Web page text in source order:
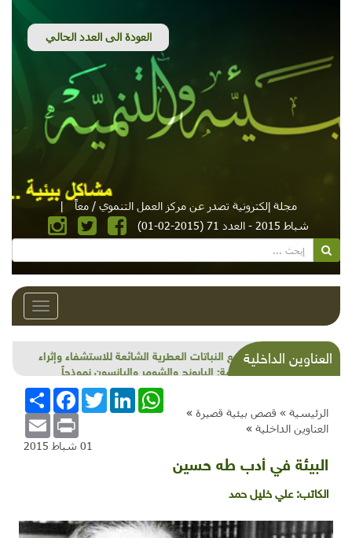
مجلة إلكترونية تصدر عن مركز العمل التنموي / معاً
|
شباط 2015 - العدد 71 (2015-02-01)
Toggle
العناوين الداخليةمناقيع النباتات العطرية الشائعة للاستشفاء وإثراء
الأطعمة: البابونج والشومر واليانسون نموذجاً
الرئيسية » قصص بيئية قصيرة »
العناوين الداخلية »
انشر
FacebookTwitterLinkedInWhatsApp
Email Print
01 شباط 2015
البيئة في أدب طه حسين
الكاتب:علي خليل حمد